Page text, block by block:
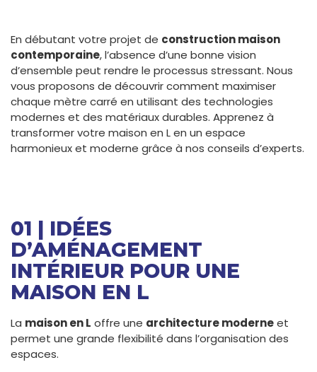
En débutant votre projet de construction maison
contemporaine, l’absence d’une bonne vision
d’ensemble peut rendre le processus stressant. Nous
vous proposons de découvrir comment maximiser
chaque mètre carré en utilisant des technologies
modernes et des matériaux durables. Apprenez à
transformer votre maison en L en un espace
harmonieux et moderne grâce à nos conseils d’experts.
01 | IDÉES
D’AMÉNAGEMENT
INTÉRIEUR POUR UNE
MAISON EN L
La maison en L offre une architecture moderneet
permet une grande flexibilité dans l’organisation des
espaces.